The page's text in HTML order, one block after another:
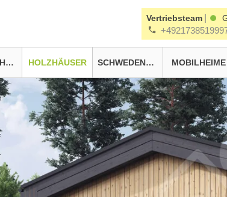
Vertriebsteam
BLOCKBOHLENHÄUSER HOLZHÄUSER SCHWEDENHÄUSER MOBILHEIME